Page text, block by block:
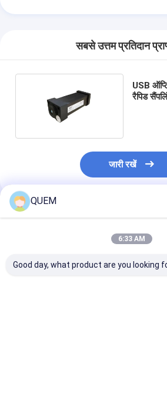
सबसे उत्तम प्रतिदान
USB
रैपिड
जारी रखें
अनुशंसित उत्पाद
QUEM
6:33 AM
Good day, what product are you looking